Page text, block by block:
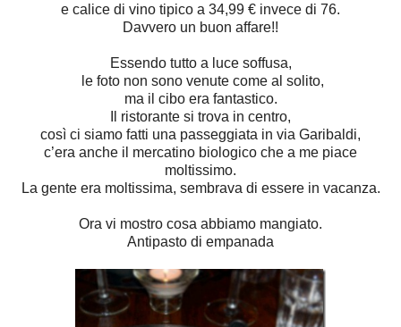
e calice di vino tipico a 34,99 € invece di 76.
Davvero un buon affare!!
Essendo tutto a luce soffusa,
le foto non sono venute come al solito,
ma il cibo era fantastico.
Il ristorante si trova in centro,
così ci siamo fatti una passeggiata in via Garibaldi,
c’era anche il mercatino biologico che a me piace
moltissimo.
La gente era moltissima, sembrava di essere in vacanza.
Ora vi mostro cosa abbiamo mangiato.
Antipasto di empanada